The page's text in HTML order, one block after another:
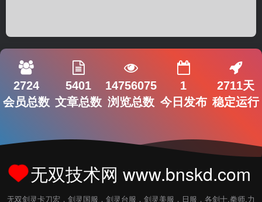
2724
会员总数
5401
文章总数
14756075
浏览总数
1
今日发布
2711天
稳定运行
无双技术网 www.bnskd.com
无双剑灵卡刀宏，剑灵国服，剑灵台服，剑灵美服，日服，各剑士.拳师.力